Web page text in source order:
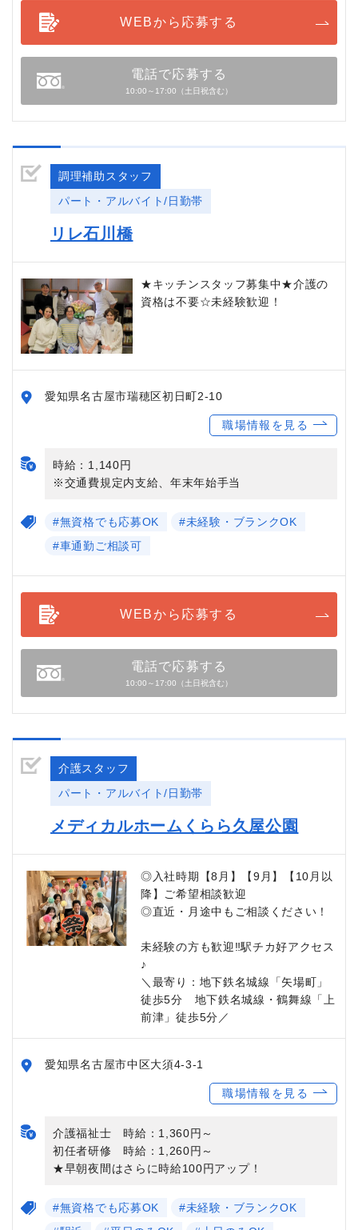
WEBから応募する
電話で応募する
10:00～17:00（土日祝含む）
調理補助スタッフ
パート・アルバイト/日勤帯
リレ石川橋
★キッチンスタッフ募集中★介護の
資格は不要☆未経験歓迎！
愛知県名古屋市瑞穂区初日町2-10
職場情報を見る
時給：1,140円
※交通費規定内支給、年末年始手当
#無資格でも応募OK
#未経験・ブランクOK
#車通勤ご相談可
WEBから応募する
電話で応募する
10:00～17:00（土日祝含む）
介護スタッフ
パート・アルバイト/日勤帯
メディカルホームくらら久屋公園
◎入社時期【8月】【9月】【10月以
降】ご希望相談歓迎
◎直近・月途中もご相談ください！
未経験の方も歓迎‼駅チカ好アクセス
♪
＼最寄り：地下鉄名城線「矢場町」
徒歩5分 地下鉄名城線・鶴舞線「上
前津」徒歩5分／
愛知県名古屋市中区大須4-3-1
職場情報を見る
介護福祉士 時給：1,360円～
初任者研修 時給：1,260円～
★早朝夜間はさらに時給100円アップ！
#無資格でも応募OK
#未経験・ブランクOK